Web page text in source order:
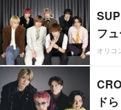
フ
オリコ
ド